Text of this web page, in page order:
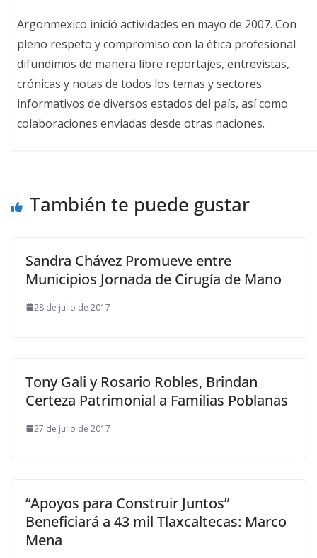
Argonmexico inició actividades en mayo de 2007. Con
pleno respeto y compromiso con la ética profesional
difundimos de manera libre reportajes, entrevistas,
crónicas y notas de todos los temas y sectores
informativos de diversos estados del país, así como
colaboraciones enviadas desde otras naciones.
También te puede gustar
Sandra Chávez Promueve entre
Municipios Jornada de Cirugía de Mano
28 de julio de 2017
Tony Gali y Rosario Robles, Brindan
Certeza Patrimonial a Familias Poblanas
27 de julio de 2017
“Apoyos para Construir Juntos”
Beneficiará a 43 mil Tlaxcaltecas: Marco
Mena